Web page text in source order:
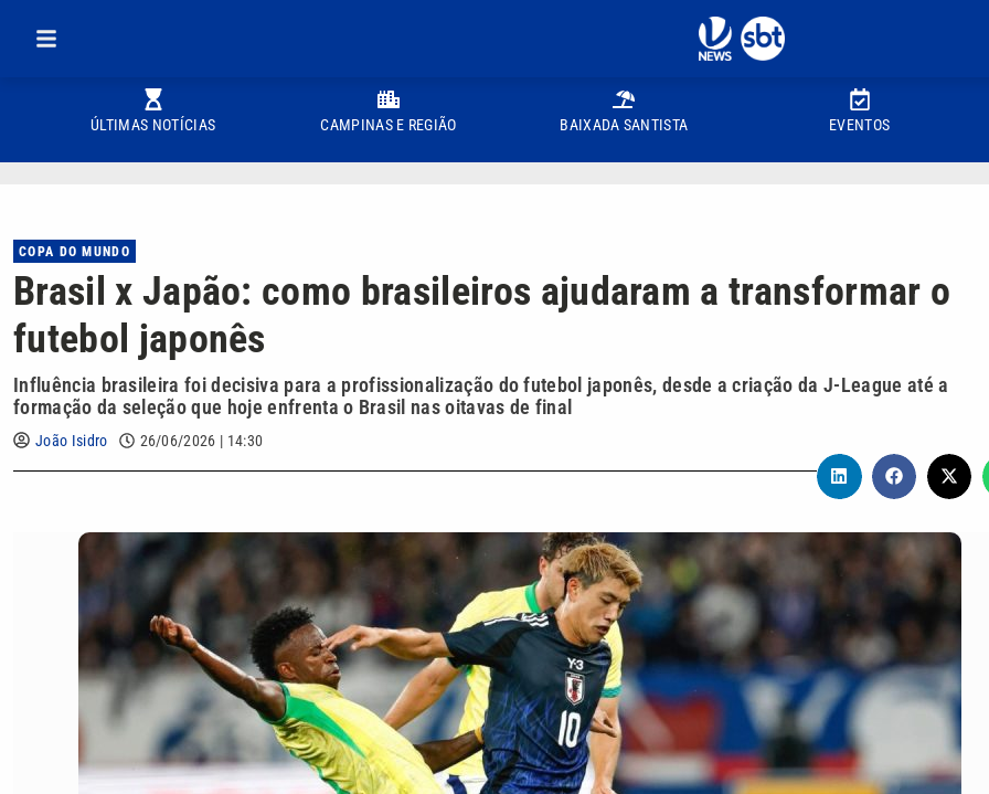
ÚLTIMAS NOTÍCIAS CAMPINAS E REGIÃO BAIXADA SANTISTA EVENTOS
COPA DO MUNDO
Brasil x Japão: como brasileiros ajudaram a transformar o
futebol japonês
Influência brasileira foi decisiva para a profissionalização do futebol japonês, desde a criação da J-League até a
formação da seleção que hoje enfrenta o Brasil nas oitavas de final
João Isidro 26/06/2026 | 14:30